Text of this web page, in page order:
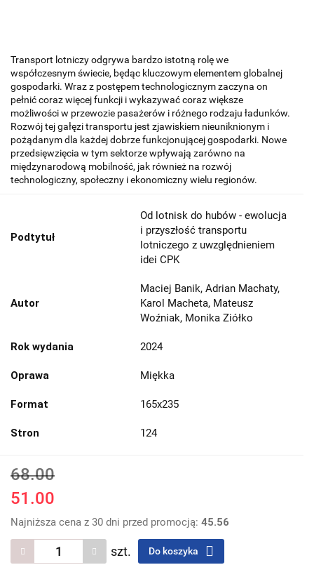
Transport lotniczy odgrywa bardzo istotną rolę we
współczesnym świecie, będąc kluczowym elementem globalnej
gospodarki. Wraz z postępem technologicznym zaczyna on
pełnić coraz więcej funkcji i wykazywać coraz większe
możliwości w przewozie pasażerów i różnego rodzaju ładunków.
Rozwój tej gałęzi transportu jest zjawiskiem nieuniknionym i
pożądanym dla każdej dobrze funkcjonującej gospodarki. Nowe
przedsięwzięcia w tym sektorze wpływają zarówno na
międzynarodową mobilność, jak również na rozwój
technologiczny, społeczny i ekonomiczny wielu regionów.
Podtytuł
Od lotnisk do hubów - ewolucja
i przyszłość transportu
lotniczego z uwzględnieniem
idei CPK
Autor
Maciej Banik, Adrian Machaty,
Karol Macheta, Mateusz
Woźniak, Monika Ziółko
Rok wydania 2024
Oprawa Miękka
Format 165x235
Stron 124
68.00
51.00
Najniższa cena z 30 dni przed promocją: 45.56
szt. Do koszyka